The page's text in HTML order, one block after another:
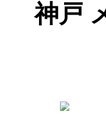
神戸